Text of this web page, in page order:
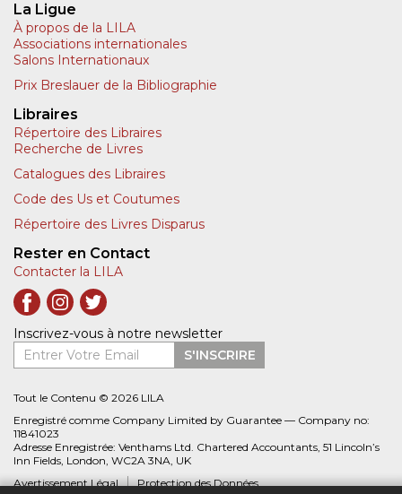
La Ligue
À propos de la LILA
Associations internationales
Salons Internationaux
Prix Breslauer de la Bibliographie
Libraires
Répertoire des Libraires
Recherche de Livres
Catalogues des Libraires
Code des Us et Coutumes
Répertoire des Livres Disparus
Rester en Contact
Contacter la LILA
Inscrivez-vous à notre newsletter
Entrer Votre Email
S'INSCRIRE
Tout le Contenu © 2026 LILA
Enregistré comme Company Limited by Guarantee — Company no:
11841023
Adresse Enregistrée: Venthams Ltd. Chartered Accountants, 51 Lincoln’s
Inn Fields, London, WC2A 3NA, UK
Avertissement Légal
Protection des Données